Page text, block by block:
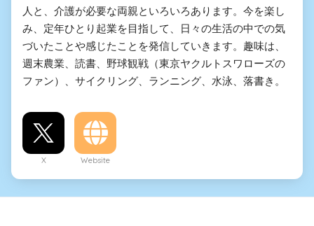
人と、介護が必要な両親といろいろあります。今を楽し
み、定年ひとり起業を目指して、日々の生活の中での気
づいたことや感じたことを発信していきます。趣味は、
週末農業、読書、野球観戦（東京ヤクルトスワローズの
ファン）、サイクリング、ランニング、水泳、落書き。
X Website